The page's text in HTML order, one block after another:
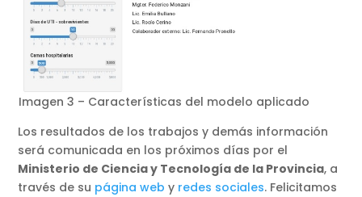
Imagen 3 – Características del modelo aplicado
Los resultados de los trabajos y demás información
será comunicada en los próximos días por el
Ministerio de Ciencia y Tecnología de la Provincia, a
través de su página weby redes sociales. Felicitamos